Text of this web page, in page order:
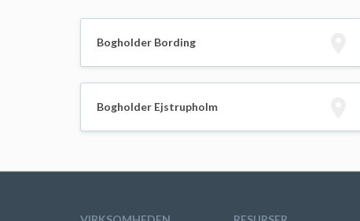
Bogholder Bording
Bogholder Ejstrupholm